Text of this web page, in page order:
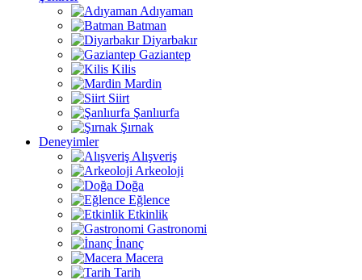
Adıyaman
Batman
Diyarbakır
Gaziantep
Kilis
Mardin
Siirt
Şanlıurfa
Şırnak
Deneyimler
Alışveriş
Arkeoloji
Doğa
Eğlence
Etkinlik
Gastronomi
İnanç
Macera
Tarih